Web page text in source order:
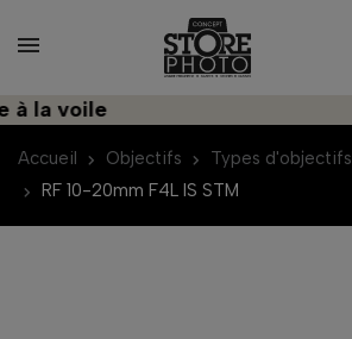
voile
Accueil Objectifs Types d'objectifs
RF 10-20mm F4L IS STM